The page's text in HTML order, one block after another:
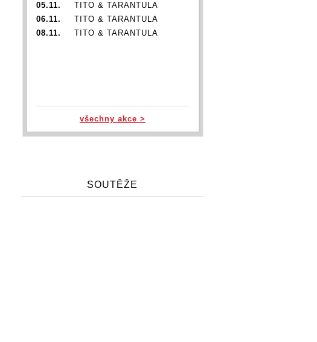
05.11.
TITO & TARANTULA
06.11.
TITO & TARANTULA
08.11.
TITO & TARANTULA
všechny akce >
SOUTĚŽE